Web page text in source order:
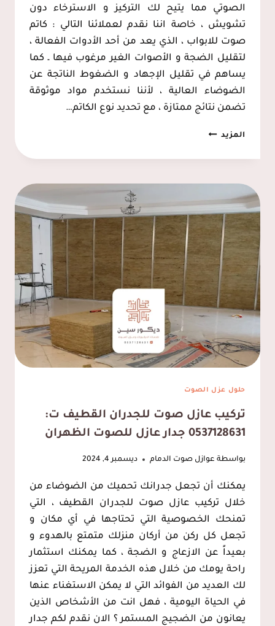
الصوتي مما يتيح لك التركيز و الاسترخاء دون
تشويش ، خاصة اننا نقدم لعملائنا التالي : كاتم
صوت للابواب ، الذي يعد من أحد الأدوات الفعالة ،
لتقليل الضجة و الأصوات الغير مرغوب فيها ـ كما
يساهم في تقليل الإجهاد و الضغوط الناتجة عن
الضوضاء العالية ، لأننا نستخدم مواد موثوقة
تضمن نتائج ممتازة ، مع تحديد نوع الكاتم…
المزيدتركيب
للابواب
القطيف
ت:
0537128631
كاتم
صوت
للابواب
بالقطيف
حلول عزل الصوت
تركيب عازل صوت للجدران القطيف ت:
0537128631 جدار عازل للصوت الظهران
بواسطة عوازل صوت الدمام ديسمبر 4, 2024
يمكنك أن تجعل جدرانك تحميك من الضوضاء من
خلال تركيب عازل صوت للجدران القطيف ، التي
تمنحك الخصوصية التي تحتاجها في أي مكان و
تجعل كل ركن من أركان منزلك متمتع بالهدوء و
بعيداً عن الازعاج و الضجة ، كما يمكنك استثمار
راحة يومك من خلال هذه الخدمة المريحة التي تعزز
لك العديد من الفوائد التي لا يمكن الاستغناء عنها
في الحياة اليومية ، فهل انت من الأشخاص الذين
يعانون من الضجيج المستمر ؟ الان نقدم لكم جدار